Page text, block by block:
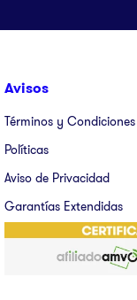
Avisos
Términos y Condiciones
Políticas
Aviso de Privacidad
Garantías Extendidas